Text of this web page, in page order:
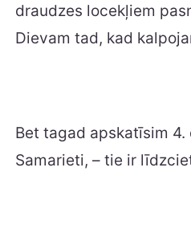
draudzes locekļiem
Dievam tad, kad
Bet tagad apskatīsim
Samarieti, – tie ir